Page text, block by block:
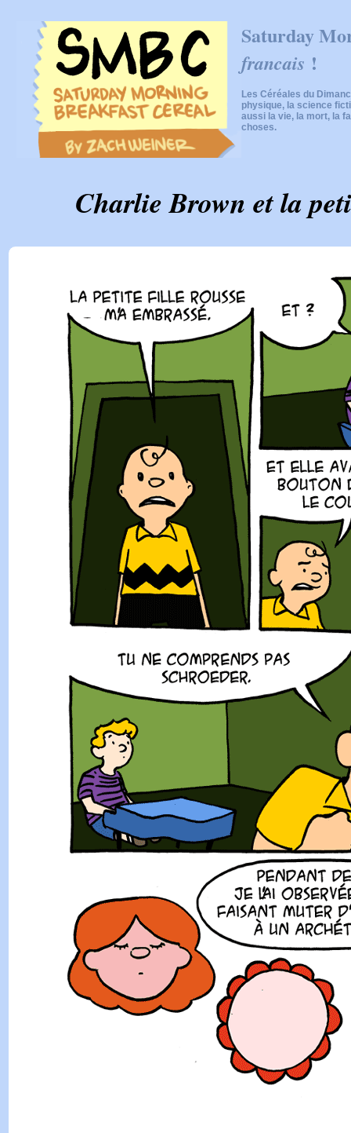
Saturday
francais !
Les Céréales du
physique, la science
aussi la vie, la mort, la
choses.
Charlie Brown et la